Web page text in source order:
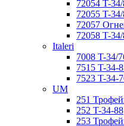
72054 T-
72055 T-
72057
72058 T-
Italeri
7008 T-34/
7515 T-34-
7523 T-34-
UM
251
252 T-34-88
253